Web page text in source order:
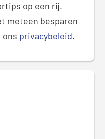
op een rij.
meteen besparen
ons privacybeleid.